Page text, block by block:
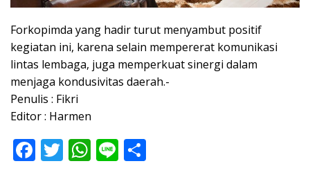
Forkopimda yang hadir turut menyambut positif
kegiatan ini, karena selain mempererat komunikasi
lintas lembaga, juga memperkuat sinergi dalam
menjaga kondusivitas daerah.-
Penulis : Fikri
Editor : Harmen
F T W Li